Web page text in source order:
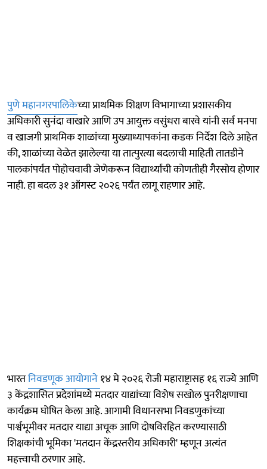
पुणे महानगरपालिकेच्या प्राथमिक शिक्षण विभागाच्या प्रशासकीय
अधिकारी सुनंदा वाखारे आणि उप आयुक्त वसुंधरा बारवे यांनी सर्व मनपा
व खाजगी प्राथमिक शाळांच्या मुख्याध्यापकांना कडक निर्देश दिले आहेत
की, शाळांच्या वेळेत झालेल्या या तात्पुरत्या बदलाची माहिती तातडीने
पालकांपर्यंत पोहोचवावी जेणेकरून विद्यार्थ्यांची कोणतीही गैरसोय होणार
नाही. हा बदल ३१ ऑगस्ट २०२६ पर्यंत लागू राहणार आहे.
भारतनिवडणूक आयोगाने१४ मे २०२६ रोजी महाराष्ट्रासह १६ राज्ये आणि
३ केंद्रशासित प्रदेशांमध्ये मतदार याद्यांच्या विशेष सखोल पुनरीक्षणाचा
कार्यक्रम घोषित केला आहे. आगामी विधानसभा निवडणुकांच्या
पार्श्वभूमीवर मतदार याद्या अचूक आणि दोषविरहित करण्यासाठी
शिक्षकांची भूमिका 'मतदान केंद्रस्तरीय अधिकारी' म्हणून अत्यंत
महत्त्वाची ठरणार आहे.